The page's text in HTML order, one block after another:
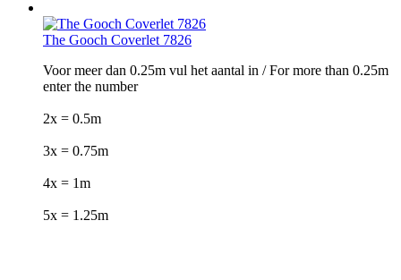
The Gooch Coverlet 7826
Voor meer dan 0.25m vul het aantal in / For more than 0.25m
enter the number
2x = 0.5m
3x = 0.75m
4x = 1m
5x = 1.25m